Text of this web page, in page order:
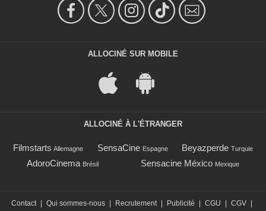
ALLOCINÉ SUR MOBILE
ALLOCINÉ À L'ÉTRANGER
Filmstarts Allemagne SensaCine Espagne Beyazperde Turquie
AdoroCinema Brésil Sensacine México Mexique
Contact Qui sommes-nous Recrutement Publicité CGU CGV